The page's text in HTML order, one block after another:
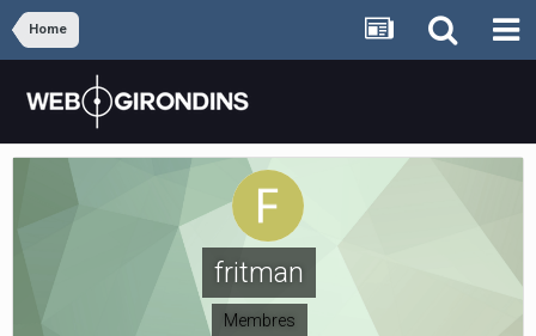
Home
fritman
Membres